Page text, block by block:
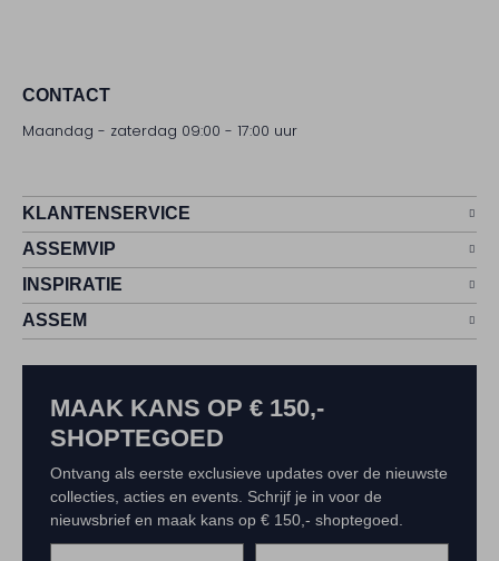
CONTACT
Maandag - zaterdag 09:00 - 17:00 uur
KLANTENSERVICE
ASSEMVIP
INSPIRATIE
ASSEM
MAAK KANS OP € 150,-
SHOPTEGOED
Ontvang als eerste exclusieve updates over de nieuwste
collecties, acties en events. Schrijf je in voor de
nieuwsbrief en maak kans op € 150,- shoptegoed.